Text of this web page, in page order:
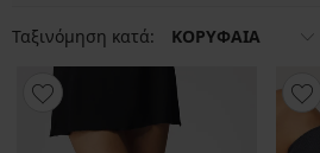
Ταξινόμηση κατά: ΚΟΡΥΦΑΙΑ